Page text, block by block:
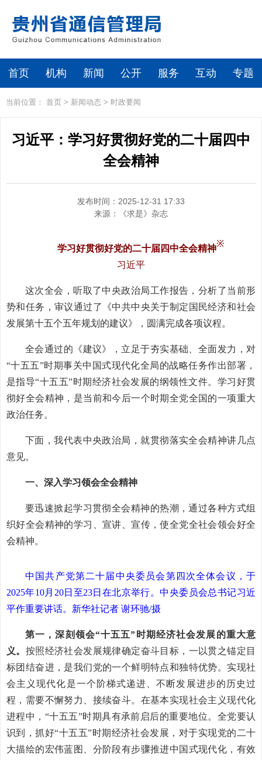
首页 机构 新闻 公开 服务 互动 专题
当前位置： 首页 > 新闻动态 > 时政要闻
习近平：学习好贯彻好党的二十届四中
全会精神
发布时间：2025-12-31 17:33
来源：
《求是》杂志
学习好贯彻好党的二十届四中全会精神※
习近平
这次全会，听取了中央政治局工作报告，分析了当前形
势和任务，审议通过了《中共中央关于制定国民经济和社会
发展第十五个五年规划的建议》，圆满完成各项议程。
全会通过的《建议》，立足于夯实基础、全面发力，对
“十五五”时期事关中国式现代化全局的战略任务作出部署，
是指导“十五五”时期经济社会发展的纲领性文件。学习好贯
彻好全会精神，是当前和今后一个时期全党全国的一项重大
政治任务。
下面，我代表中央政治局，就贯彻落实全会精神讲几点
意见。
一、深入学习领会全会精神
要迅速掀起学习贯彻全会精神的热潮，通过各种方式组
织好全会精神的学习、宣讲、宣传，使全党全社会领会好全
会精神。
中国共产党第二十届中央委员会第四次全体会议，于
2025年10月20日至23日在北京举行。中央委员会总书记习近
平作重要讲话。新华社记者 谢环驰/摄
第一，深刻领会“十五五”时期经济社会发展的重大意
义。 按照经济社会发展规律确定奋斗目标，一以贯之锚定目
标团结奋进，是我们党的一个鲜明特点和独特优势。实现社
会主义现代化是一个阶梯式递进、不断发展进步的历史过
程，需要不懈努力、接续奋斗。在基本实现社会主义现代化
进程中，“十五五”时期具有承前启后的重要地位。全党要认
识到，抓好“十五五”时期经济社会发展，对于实现党的二十
大描绘的宏伟蓝图、分阶段有步骤推进中国式现代化，有效